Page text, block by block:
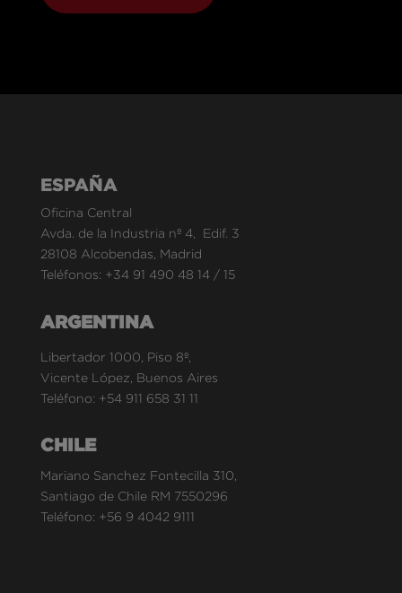
ESPAÑA
Oficina Central
Avda. de la Industria nº 4, Edif. 3
28108 Alcobendas, Madrid
Teléfonos: +34 91 490 48 14/ 15
ARGENTINA
Libertador 1000, Piso 8º,
Vicente López, Buenos Aires
Teléfono: +54 911 658 31 11
CHILE
Mariano Sanchez Fontecilla 310,
Santiago de Chile RM 7550296
Teléfono: +56 9 4042 9111